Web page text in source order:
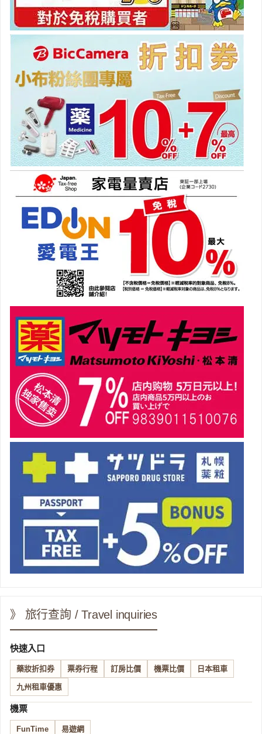
》 旅行查詢 / Travel inquiries
快速入口
藥妝折扣券 票券行程 訂房比價 機票比價 日本租車
九州租車優惠
機票
FunTime 易遊網